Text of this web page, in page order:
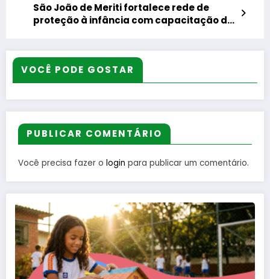
São João de Meriti fortalece rede de
proteção à infância com capacitação de
VOCÊ PODE GOSTAR
PUBLICAR COMENTÁRIO
Você precisa fazer o login para publicar um comentário.